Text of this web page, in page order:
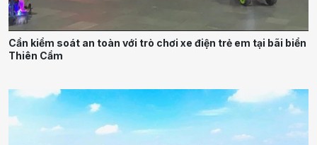
Cần kiểm soát an toàn với trò chơi xe điện trẻ em tại bãi biển
Thiên Cầm